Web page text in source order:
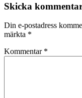
Skicka
Din e-postadress
märkta *
Kommentar *